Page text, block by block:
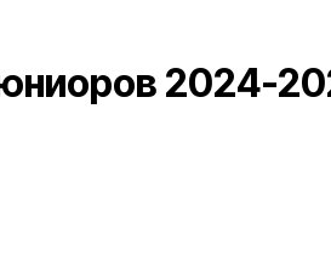
2024-